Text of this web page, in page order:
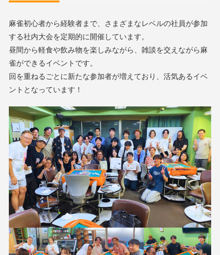
麻雀初心者から経験者まで、さまざまなレベルの社員が参加
する社内大会を定期的に開催しています。
昼間から軽食や飲み物を楽しみながら、雑談を交えながら麻
雀ができるイベントです。
回を重ねるごとに新たな参加者が増えており、活気あるイベ
ントとなっています！